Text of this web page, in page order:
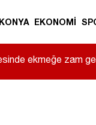
KONYA EKONOMİ
ekmeğe zam